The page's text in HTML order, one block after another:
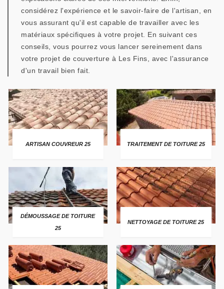
considérez l'expérience et le savoir-faire de l'artisan, en
vous assurant qu'il est capable de travailler avec les
matériaux spécifiques à votre projet. En suivant ces
conseils, vous pourrez vous lancer sereinement dans
votre projet de couverture à Les Fins, avec l'assurance
d'un travail bien fait.
ARTISAN COUVREUR 25 TRAITEMENT DE TOITURE 25
DÉMOUSSAGE DE TOITURE
25
NETTOYAGE DE TOITURE 25